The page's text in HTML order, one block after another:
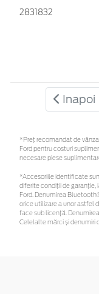
2831832
Inapoi
*Preţ recomandat de
Ford pentru costuri
necesare piese
*Accesoriile identificate
diferite condiții de garanție,
Ford. Denumirea
orice utilizare a unor astfel
face sub licență.
Celelalte mărci și denumiri